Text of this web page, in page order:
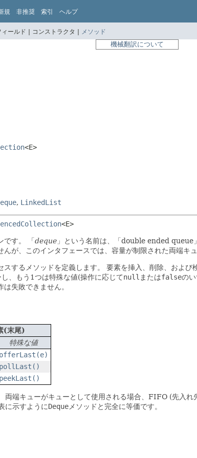
規 非推奨 索引 ヘルプ
ィールド | コンストラクタ | メソッド
機械翻訳について
<E>
, LinkedList
<E>
す。 「deque 」という名前は、「double ended queue
が、このインタフェースでは、容量が制限された両端キ
するメソッドを定義します。 要素を挿入、削除、および
、もう1つは特殊な値(操作に応じてnull またはfalseのい
失敗できません。
(末尾)
特殊な値
offerLast(e)
pollLast()
peekLast()
両端キューがキューとして使用される場合、FIFO (先入れ
に示すようにDeque メソッドと完全に等価です。